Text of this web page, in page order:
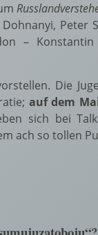
Peter
– Konstantin
Die
auf dem
sich bei
ach so tollen